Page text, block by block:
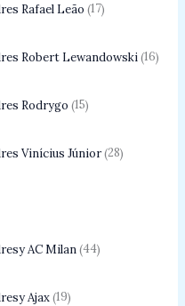
Rafael Leão 17
Robert Lewandowski 16
Rodrygo 15
Vinícius Júnior 28
AC Milan 44
Ajax 19